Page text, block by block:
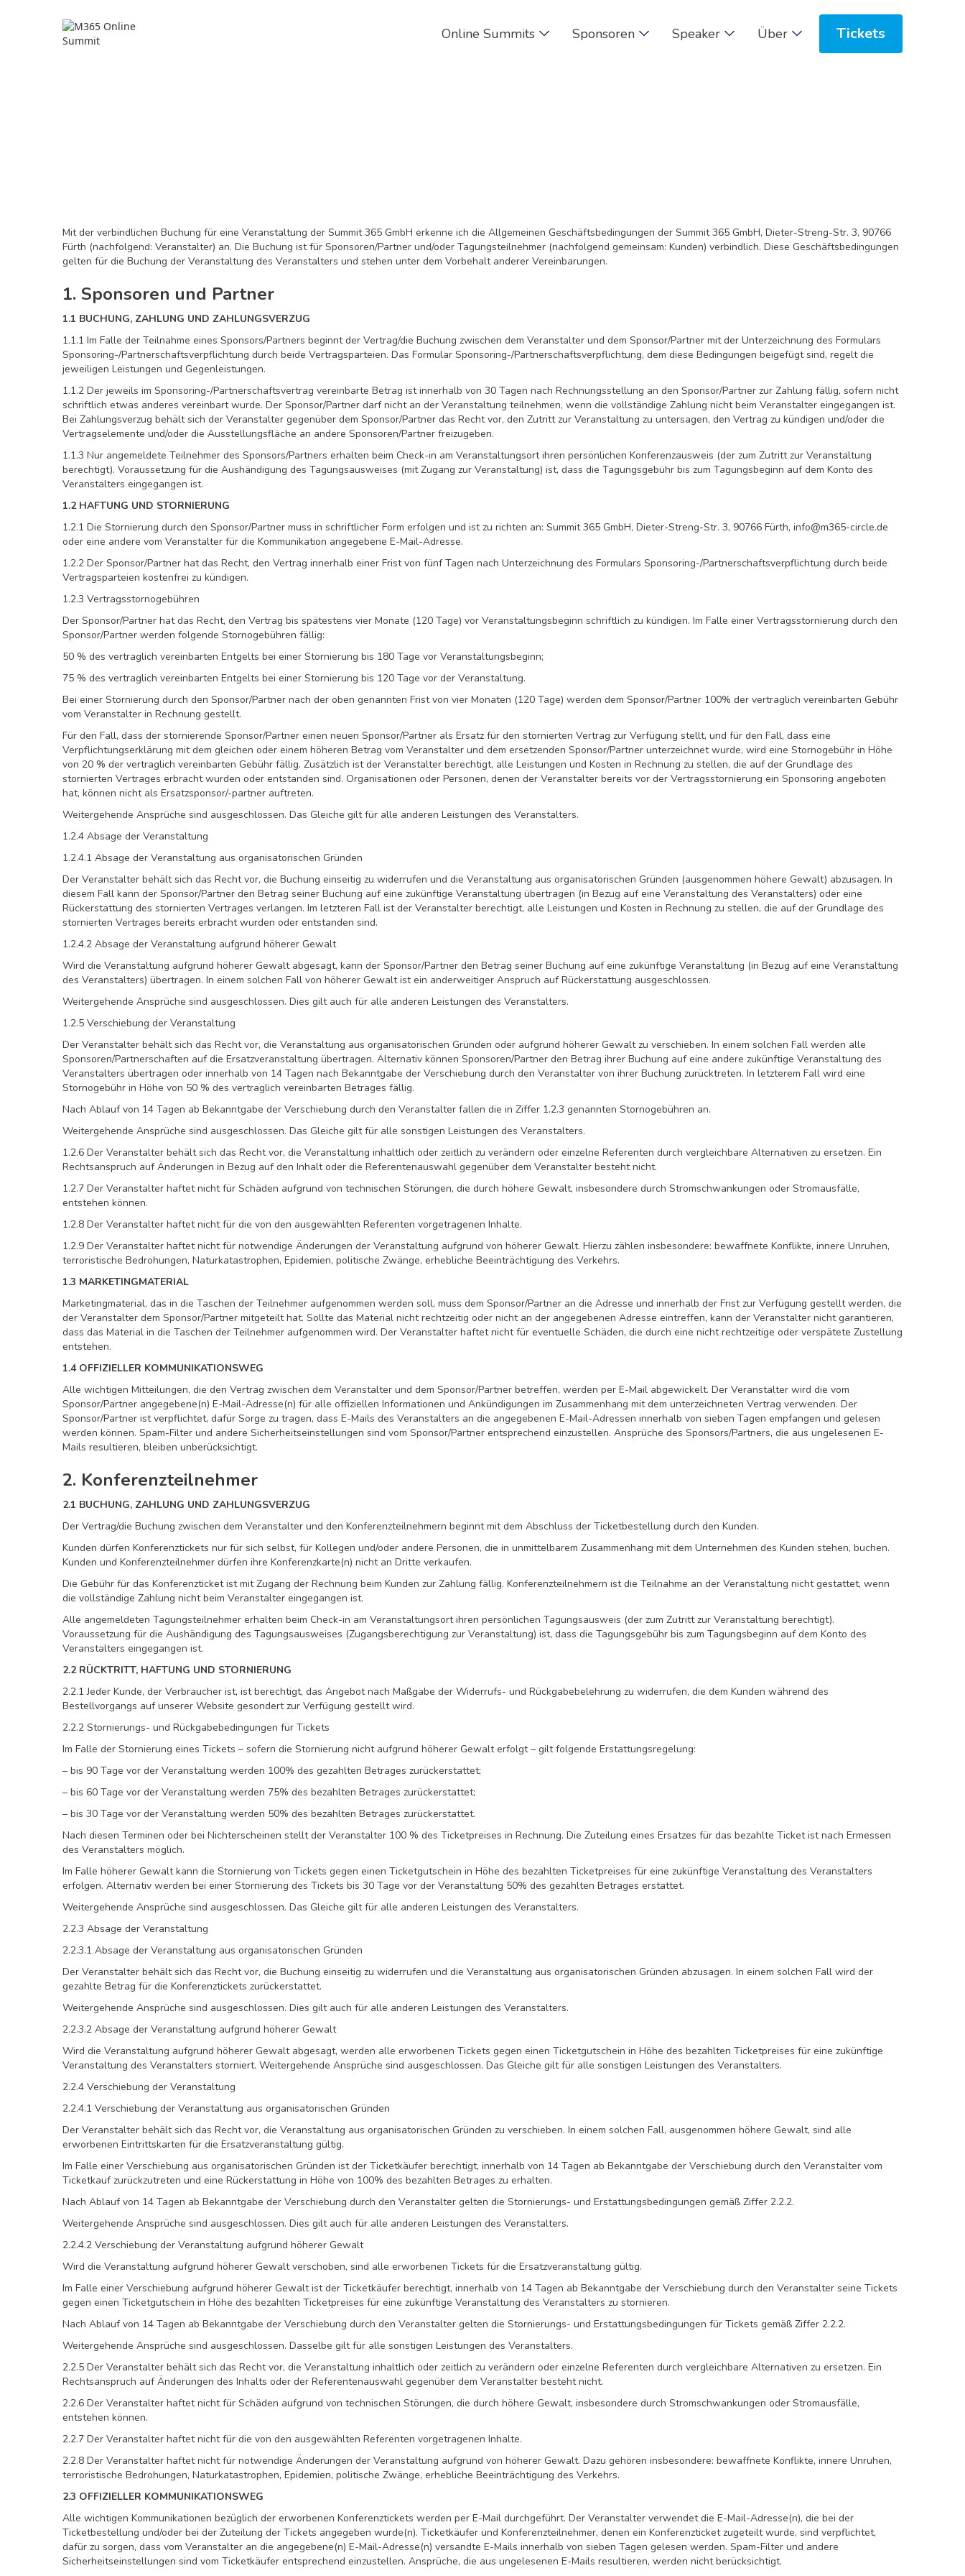
Online Summits Sponsoren Speaker Über Tickets
Mit der verbindlichen Buchung für eine Veranstaltung der Summit 365 GmbH erkenne ich die Allgemeinen Geschäftsbedingungen der Summit 365 GmbH, Dieter-Streng-Str. 3, 90766
Fürth (nachfolgend: Veranstalter) an. Die Buchung ist für Sponsoren/Partner und/oder Tagungsteilnehmer (nachfolgend gemeinsam: Kunden) verbindlich. Diese Geschäftsbedingungen
gelten für die Buchung der Veranstaltung des Veranstalters und stehen unter dem Vorbehalt anderer Vereinbarungen.
1. Sponsoren und Partner
1.1 BUCHUNG, ZAHLUNG UND ZAHLUNGSVERZUG
1.1.1 Im Falle der Teilnahme eines Sponsors/Partners beginnt der Vertrag/die Buchung zwischen dem Veranstalter und dem Sponsor/Partner mit der Unterzeichnung des Formulars
Sponsoring-/Partnerschaftsverpflichtung durch beide Vertragsparteien. Das Formular Sponsoring-/Partnerschaftsverpflichtung, dem diese Bedingungen beigefügt sind, regelt die
jeweiligen Leistungen und Gegenleistungen.
1.1.2 Der jeweils im Sponsoring-/Partnerschaftsvertrag vereinbarte Betrag ist innerhalb von 30 Tagen nach Rechnungsstellung an den Sponsor/Partner zur Zahlung fällig, sofern nicht
schriftlich etwas anderes vereinbart wurde. Der Sponsor/Partner darf nicht an der Veranstaltung teilnehmen, wenn die vollständige Zahlung nicht beim Veranstalter eingegangen ist.
Bei Zahlungsverzug behält sich der Veranstalter gegenüber dem Sponsor/Partner das Recht vor, den Zutritt zur Veranstaltung zu untersagen, den Vertrag zu kündigen und/oder die
Vertragselemente und/oder die Ausstellungsfläche an andere Sponsoren/Partner freizugeben.
1.1.3 Nur angemeldete Teilnehmer des Sponsors/Partners erhalten beim Check-in am Veranstaltungsort ihren persönlichen Konferenzausweis (der zum Zutritt zur Veranstaltung
berechtigt). Voraussetzung für die Aushändigung des Tagungsausweises (mit Zugang zur Veranstaltung) ist, dass die Tagungsgebühr bis zum Tagungsbeginn auf dem Konto des
Veranstalters eingegangen ist.
1.2 HAFTUNG UND STORNIERUNG
1.2.1 Die Stornierung durch den Sponsor/Partner muss in schriftlicher Form erfolgen und ist zu richten an: Summit 365 GmbH, Dieter-Streng-Str. 3, 90766 Fürth, info@m365-circle.de
oder eine andere vom Veranstalter für die Kommunikation angegebene E-Mail-Adresse.
1.2.2 Der Sponsor/Partner hat das Recht, den Vertrag innerhalb einer Frist von fünf Tagen nach Unterzeichnung des Formulars Sponsoring-/Partnerschaftsverpflichtung durch beide
Vertragsparteien kostenfrei zu kündigen.
1.2.3 Vertragsstornogebühren
Der Sponsor/Partner hat das Recht, den Vertrag bis spätestens vier Monate (120 Tage) vor Veranstaltungsbeginn schriftlich zu kündigen. Im Falle einer Vertragsstornierung durch den
Sponsor/Partner werden folgende Stornogebühren fällig:
50 % des vertraglich vereinbarten Entgelts bei einer Stornierung bis 180 Tage vor Veranstaltungsbeginn;
75 % des vertraglich vereinbarten Entgelts bei einer Stornierung bis 120 Tage vor der Veranstaltung.
Bei einer Stornierung durch den Sponsor/Partner nach der oben genannten Frist von vier Monaten (120 Tage) werden dem Sponsor/Partner 100% der vertraglich vereinbarten Gebühr
vom Veranstalter in Rechnung gestellt.
Für den Fall, dass der stornierende Sponsor/Partner einen neuen Sponsor/Partner als Ersatz für den stornierten Vertrag zur Verfügung stellt, und für den Fall, dass eine
Verpflichtungserklärung mit dem gleichen oder einem höheren Betrag vom Veranstalter und dem ersetzenden Sponsor/Partner unterzeichnet wurde, wird eine Stornogebühr in Höhe
von 20 % der vertraglich vereinbarten Gebühr fällig. Zusätzlich ist der Veranstalter berechtigt, alle Leistungen und Kosten in Rechnung zu stellen, die auf der Grundlage des
stornierten Vertrages erbracht wurden oder entstanden sind. Organisationen oder Personen, denen der Veranstalter bereits vor der Vertragsstornierung ein Sponsoring angeboten
hat, können nicht als Ersatzsponsor/-partner auftreten.
Weitergehende Ansprüche sind ausgeschlossen. Das Gleiche gilt für alle anderen Leistungen des Veranstalters.
1.2.4 Absage der Veranstaltung
1.2.4.1 Absage der Veranstaltung aus organisatorischen Gründen
Der Veranstalter behält sich das Recht vor, die Buchung einseitig zu widerrufen und die Veranstaltung aus organisatorischen Gründen (ausgenommen höhere Gewalt) abzusagen. In
diesem Fall kann der Sponsor/Partner den Betrag seiner Buchung auf eine zukünftige Veranstaltung übertragen (in Bezug auf eine Veranstaltung des Veranstalters) oder eine
Rückerstattung des stornierten Vertrages verlangen. Im letzteren Fall ist der Veranstalter berechtigt, alle Leistungen und Kosten in Rechnung zu stellen, die auf der Grundlage des
stornierten Vertrages bereits erbracht wurden oder entstanden sind.
1.2.4.2 Absage der Veranstaltung aufgrund höherer Gewalt
Wird die Veranstaltung aufgrund höherer Gewalt abgesagt, kann der Sponsor/Partner den Betrag seiner Buchung auf eine zukünftige Veranstaltung (in Bezug auf eine Veranstaltung
des Veranstalters) übertragen. In einem solchen Fall von höherer Gewalt ist ein anderweitiger Anspruch auf Rückerstattung ausgeschlossen.
Weitergehende Ansprüche sind ausgeschlossen. Dies gilt auch für alle anderen Leistungen des Veranstalters.
1.2.5 Verschiebung der Veranstaltung
Der Veranstalter behält sich das Recht vor, die Veranstaltung aus organisatorischen Gründen oder aufgrund höherer Gewalt zu verschieben. In einem solchen Fall werden alle
Sponsoren/Partnerschaften auf die Ersatzveranstaltung übertragen. Alternativ können Sponsoren/Partner den Betrag ihrer Buchung auf eine andere zukünftige Veranstaltung des
Veranstalters übertragen oder innerhalb von 14 Tagen nach Bekanntgabe der Verschiebung durch den Veranstalter von ihrer Buchung zurücktreten. In letzterem Fall wird eine
Stornogebühr in Höhe von 50 % des vertraglich vereinbarten Betrages fällig.
Nach Ablauf von 14 Tagen ab Bekanntgabe der Verschiebung durch den Veranstalter fallen die in Ziffer 1.2.3 genannten Stornogebühren an.
Weitergehende Ansprüche sind ausgeschlossen. Das Gleiche gilt für alle sonstigen Leistungen des Veranstalters.
1.2.6 Der Veranstalter behält sich das Recht vor, die Veranstaltung inhaltlich oder zeitlich zu verändern oder einzelne Referenten durch vergleichbare Alternativen zu ersetzen. Ein
Rechtsanspruch auf Änderungen in Bezug auf den Inhalt oder die Referentenauswahl gegenüber dem Veranstalter besteht nicht.
1.2.7 Der Veranstalter haftet nicht für Schäden aufgrund von technischen Störungen, die durch höhere Gewalt, insbesondere durch Stromschwankungen oder Stromausfälle,
entstehen können.
1.2.8 Der Veranstalter haftet nicht für die von den ausgewählten Referenten vorgetragenen Inhalte.
1.2.9 Der Veranstalter haftet nicht für notwendige Änderungen der Veranstaltung aufgrund von höherer Gewalt. Hierzu zählen insbesondere: bewaffnete Konflikte, innere Unruhen,
terroristische Bedrohungen, Naturkatastrophen, Epidemien, politische Zwänge, erhebliche Beeinträchtigung des Verkehrs.
1.3 MARKETINGMATERIAL
Marketingmaterial, das in die Taschen der Teilnehmer aufgenommen werden soll, muss dem Sponsor/Partner an die Adresse und innerhalb der Frist zur Verfügung gestellt werden, die
der Veranstalter dem Sponsor/Partner mitgeteilt hat. Sollte das Material nicht rechtzeitig oder nicht an der angegebenen Adresse eintreffen, kann der Veranstalter nicht garantieren,
dass das Material in die Taschen der Teilnehmer aufgenommen wird. Der Veranstalter haftet nicht für eventuelle Schäden, die durch eine nicht rechtzeitige oder verspätete Zustellung
entstehen.
1.4 OFFIZIELLER KOMMUNIKATIONSWEG
Alle wichtigen Mitteilungen, die den Vertrag zwischen dem Veranstalter und dem Sponsor/Partner betreffen, werden per E-Mail abgewickelt. Der Veranstalter wird die vom
Sponsor/Partner angegebene(n) E-Mail-Adresse(n) für alle offiziellen Informationen und Ankündigungen im Zusammenhang mit dem unterzeichneten Vertrag verwenden. Der
Sponsor/Partner ist verpflichtet, dafür Sorge zu tragen, dass E-Mails des Veranstalters an die angegebenen E-Mail-Adressen innerhalb von sieben Tagen empfangen und gelesen
werden können. Spam-Filter und andere Sicherheitseinstellungen sind vom Sponsor/Partner entsprechend einzustellen. Ansprüche des Sponsors/Partners, die aus ungelesenen E-
Mails resultieren, bleiben unberücksichtigt.
2. Konferenzteilnehmer
2.1 BUCHUNG, ZAHLUNG UND ZAHLUNGSVERZUG
Der Vertrag/die Buchung zwischen dem Veranstalter und den Konferenzteilnehmern beginnt mit dem Abschluss der Ticketbestellung durch den Kunden.
Kunden dürfen Konferenztickets nur für sich selbst, für Kollegen und/oder andere Personen, die in unmittelbarem Zusammenhang mit dem Unternehmen des Kunden stehen, buchen.
Kunden und Konferenzteilnehmer dürfen ihre Konferenzkarte(n) nicht an Dritte verkaufen.
Die Gebühr für das Konferenzticket ist mit Zugang der Rechnung beim Kunden zur Zahlung fällig. Konferenzteilnehmern ist die Teilnahme an der Veranstaltung nicht gestattet, wenn
die vollständige Zahlung nicht beim Veranstalter eingegangen ist.
Alle angemeldeten Tagungsteilnehmer erhalten beim Check-in am Veranstaltungsort ihren persönlichen Tagungsausweis (der zum Zutritt zur Veranstaltung berechtigt).
Voraussetzung für die Aushändigung des Tagungsausweises (Zugangsberechtigung zur Veranstaltung) ist, dass die Tagungsgebühr bis zum Tagungsbeginn auf dem Konto des
Veranstalters eingegangen ist.
2.2 RÜCKTRITT, HAFTUNG UND STORNIERUNG
2.2.1 Jeder Kunde, der Verbraucher ist, ist berechtigt, das Angebot nach Maßgabe der Widerrufs- und Rückgabebelehrung zu widerrufen, die dem Kunden während des
Bestellvorgangs auf unserer Website gesondert zur Verfügung gestellt wird.
2.2.2 Stornierungs- und Rückgabebedingungen für Tickets
Im Falle der Stornierung eines Tickets – sofern die Stornierung nicht aufgrund höherer Gewalt erfolgt – gilt folgende Erstattungsregelung:
– bis 90 Tage vor der Veranstaltung werden 100% des gezahlten Betrages zurückerstattet;
– bis 60 Tage vor der Veranstaltung werden 75% des bezahlten Betrages zurückerstattet;
– bis 30 Tage vor der Veranstaltung werden 50% des bezahlten Betrages zurückerstattet.
Nach diesen Terminen oder bei Nichterscheinen stellt der Veranstalter 100 % des Ticketpreises in Rechnung. Die Zuteilung eines Ersatzes für das bezahlte Ticket ist nach Ermessen
des Veranstalters möglich.
Im Falle höherer Gewalt kann die Stornierung von Tickets gegen einen Ticketgutschein in Höhe des bezahlten Ticketpreises für eine zukünftige Veranstaltung des Veranstalters
erfolgen. Alternativ werden bei einer Stornierung des Tickets bis 30 Tage vor der Veranstaltung 50% des gezahlten Betrages erstattet.
Weitergehende Ansprüche sind ausgeschlossen. Das Gleiche gilt für alle anderen Leistungen des Veranstalters.
2.2.3 Absage der Veranstaltung
2.2.3.1 Absage der Veranstaltung aus organisatorischen Gründen
Der Veranstalter behält sich das Recht vor, die Buchung einseitig zu widerrufen und die Veranstaltung aus organisatorischen Gründen abzusagen. In einem solchen Fall wird der
gezahlte Betrag für die Konferenztickets zurückerstattet.
Weitergehende Ansprüche sind ausgeschlossen. Dies gilt auch für alle anderen Leistungen des Veranstalters.
2.2.3.2 Absage der Veranstaltung aufgrund höherer Gewalt
Wird die Veranstaltung aufgrund höherer Gewalt abgesagt, werden alle erworbenen Tickets gegen einen Ticketgutschein in Höhe des bezahlten Ticketpreises für eine zukünftige
Veranstaltung des Veranstalters storniert. Weitergehende Ansprüche sind ausgeschlossen. Das Gleiche gilt für alle sonstigen Leistungen des Veranstalters.
2.2.4 Verschiebung der Veranstaltung
2.2.4.1 Verschiebung der Veranstaltung aus organisatorischen Gründen
Der Veranstalter behält sich das Recht vor, die Veranstaltung aus organisatorischen Gründen zu verschieben. In einem solchen Fall, ausgenommen höhere Gewalt, sind alle
erworbenen Eintrittskarten für die Ersatzveranstaltung gültig.
Im Falle einer Verschiebung aus organisatorischen Gründen ist der Ticketkäufer berechtigt, innerhalb von 14 Tagen ab Bekanntgabe der Verschiebung durch den Veranstalter vom
Ticketkauf zurückzutreten und eine Rückerstattung in Höhe von 100% des bezahlten Betrages zu erhalten.
Nach Ablauf von 14 Tagen ab Bekanntgabe der Verschiebung durch den Veranstalter gelten die Stornierungs- und Erstattungsbedingungen gemäß Ziffer 2.2.2.
Weitergehende Ansprüche sind ausgeschlossen. Dies gilt auch für alle anderen Leistungen des Veranstalters.
2.2.4.2 Verschiebung der Veranstaltung aufgrund höherer Gewalt
Wird die Veranstaltung aufgrund höherer Gewalt verschoben, sind alle erworbenen Tickets für die Ersatzveranstaltung gültig.
Im Falle einer Verschiebung aufgrund höherer Gewalt ist der Ticketkäufer berechtigt, innerhalb von 14 Tagen ab Bekanntgabe der Verschiebung durch den Veranstalter seine Tickets
gegen einen Ticketgutschein in Höhe des bezahlten Ticketpreises für eine zukünftige Veranstaltung des Veranstalters zu stornieren.
Nach Ablauf von 14 Tagen ab Bekanntgabe der Verschiebung durch den Veranstalter gelten die Stornierungs- und Erstattungsbedingungen für Tickets gemäß Ziffer 2.2.2.
Weitergehende Ansprüche sind ausgeschlossen. Dasselbe gilt für alle sonstigen Leistungen des Veranstalters.
2.2.5 Der Veranstalter behält sich das Recht vor, die Veranstaltung inhaltlich oder zeitlich zu verändern oder einzelne Referenten durch vergleichbare Alternativen zu ersetzen. Ein
Rechtsanspruch auf Änderungen des Inhalts oder der Referentenauswahl gegenüber dem Veranstalter besteht nicht.
2.2.6 Der Veranstalter haftet nicht für Schäden aufgrund von technischen Störungen, die durch höhere Gewalt, insbesondere durch Stromschwankungen oder Stromausfälle,
entstehen können.
2.2.7 Der Veranstalter haftet nicht für die von den ausgewählten Referenten vorgetragenen Inhalte.
2.2.8 Der Veranstalter haftet nicht für notwendige Änderungen der Veranstaltung aufgrund von höherer Gewalt. Dazu gehören insbesondere: bewaffnete Konflikte, innere Unruhen,
terroristische Bedrohungen, Naturkatastrophen, Epidemien, politische Zwänge, erhebliche Beeinträchtigung des Verkehrs.
2.3 OFFIZIELLER KOMMUNIKATIONSWEG
Alle wichtigen Kommunikationen bezüglich der erworbenen Konferenztickets werden per E-Mail durchgeführt. Der Veranstalter verwendet die E-Mail-Adresse(n), die bei der
Ticketbestellung und/oder bei der Zuteilung der Tickets angegeben wurde(n). Ticketkäufer und Konferenzteilnehmer, denen ein Konferenzticket zugeteilt wurde, sind verpflichtet,
dafür zu sorgen, dass vom Veranstalter an die angegebene(n) E-Mail-Adresse(n) versandte E-Mails innerhalb von sieben Tagen gelesen werden. Spam-Filter und andere
Sicherheitseinstellungen sind vom Ticketkäufer entsprechend einzustellen. Ansprüche, die aus ungelesenen E-Mails resultieren, werden nicht berücksichtigt.